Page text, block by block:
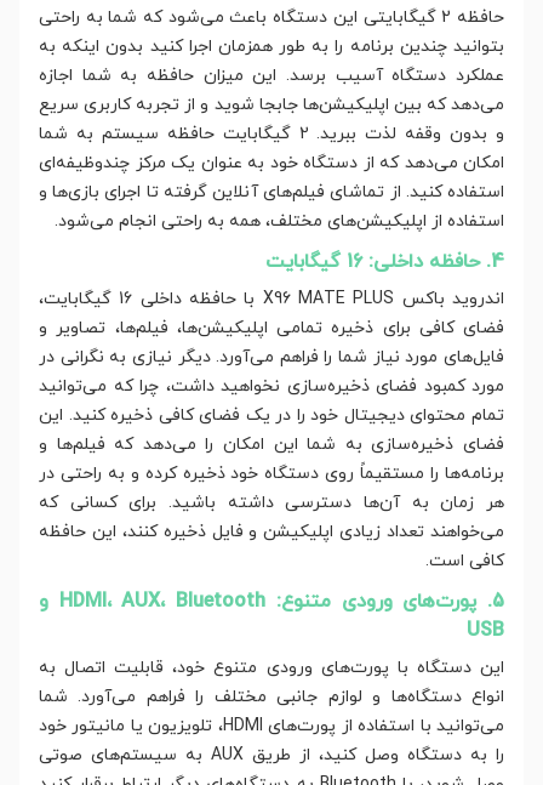
حافظه 2 گیگابایتی این دستگاه باعث می‌شود که شما به راحتی
بتوانید چندین برنامه را به طور همزمان اجرا کنید بدون اینکه به
عملکرد دستگاه آسیب برسد. این میزان حافظه به شما اجازه
می‌دهد که بین اپلیکیشن‌ها جابجا شوید و از تجربه کاربری سریع
و بدون وقفه لذت ببرید. 2 گیگابایت حافظه سیستم به شما
امکان می‌دهد که از دستگاه خود به عنوان یک مرکز چندوظیفه‌ای
استفاده کنید. از تماشای فیلم‌های آنلاین گرفته تا اجرای بازی‌ها و
استفاده از اپلیکیشن‌های مختلف، همه به راحتی انجام می‌شود.
4. حافظه داخلی: 16 گیگابایت
اندروید باکس X96 MATE PLUS با حافظه داخلی 16 گیگابایت،
فضای کافی برای ذخیره تمامی اپلیکیشن‌ها، فیلم‌ها، تصاویر و
فایل‌های مورد نیاز شما را فراهم می‌آورد. دیگر نیازی به نگرانی در
مورد کمبود فضای ذخیره‌سازی نخواهید داشت، چرا که می‌توانید
تمام محتوای دیجیتال خود را در یک فضای کافی ذخیره کنید. این
فضای ذخیره‌سازی به شما این امکان را می‌دهد که فیلم‌ها و
برنامه‌ها را مستقیماً روی دستگاه خود ذخیره کرده و به راحتی در
هر زمان به آن‌ها دسترسی داشته باشید. برای کسانی که
می‌خواهند تعداد زیادی اپلیکیشن و فایل ذخیره کنند، این حافظه
کافی است.
5. پورت‌های ورودی متنوع: HDMI، AUX، Bluetooth و
USB
این دستگاه با پورت‌های ورودی متنوع خود، قابلیت اتصال به
انواع دستگاه‌ها و لوازم جانبی مختلف را فراهم می‌آورد. شما
می‌توانید با استفاده از پورت‌های HDMI، تلویزیون یا مانیتور خود
را به دستگاه وصل کنید، از طریق AUX به سیستم‌های صوتی